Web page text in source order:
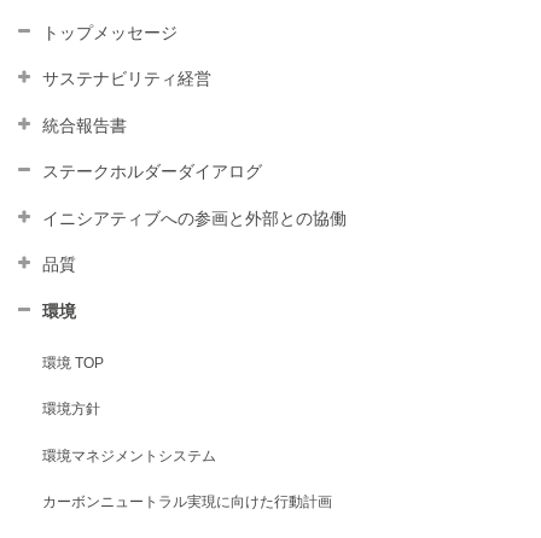
トップメッセージ
サステナビリティ経営
統合報告書
ステークホルダーダイアログ
イニシアティブへの参画と外部との協働
品質
環境
環境 TOP
環境⽅針
環境マネジメントシステム
カーボンニュートラル実現に向けた⾏動計画